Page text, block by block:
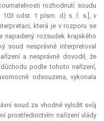
rozhodnutí soudu
103 odst. 1 písm. d) s. ř. s.], v
která je v rozporu se
napadený rozsudek krajského
soud nesprávně interpretoval
a nesprávně dovodil, že
podle tohoto nařízení,
odsouzena, vykonala
soud za vhodné vyložit svůj
prostřednictvím nařízení vlády